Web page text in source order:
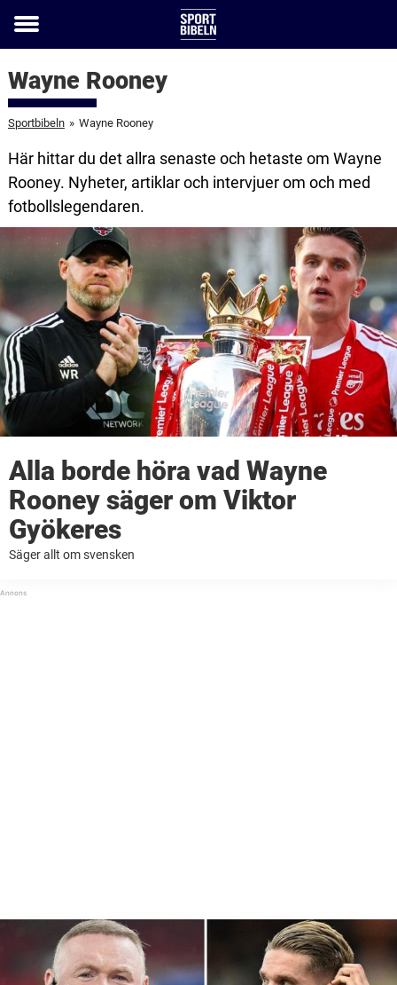
Toggle
Wayne Rooney
Sportbibeln » Wayne Rooney
Här hittar du det allra senaste och hetaste om Wayne
Rooney. Nyheter, artiklar och intervjuer om och med
fotbollslegendaren.
Alla borde höra vad Wayne
Rooney säger om Viktor
Gyökeres
Säger allt om svensken